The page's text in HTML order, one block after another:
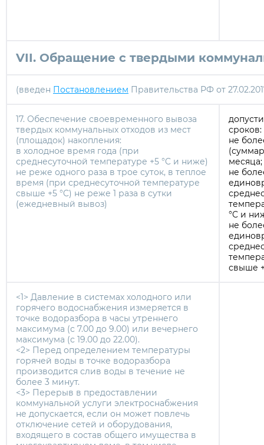
VII. Обращение с твердыми
(введен Постановлением Правительства РФ от
17. Обеспечение своевременного вывоза
твердых коммунальных отходов из мест
(площадок) накопления:
в холодное время года (при
среднесуточной температуре +5 °C и ниже)
не реже одного раза в трое суток, в теплое
время (при среднесуточной температуре
свыше +5 °C) не реже 1 раза в сутки
(ежедневный вывоз)
сроков:
не
месяца;
не
°C и
не
свыше
<1> Давление в системах холодного или
горячего водоснабжения измеряется в
точке водоразбора в часы утреннего
максимума (с 7.00 до 9.00) или вечернего
максимума (с 19.00 до 22.00).
<2> Перед определением температуры
горячей воды в точке водоразбора
производится слив воды в течение не
более 3 минут.
<3> Перерыв в предоставлении
коммунальной услуги электроснабжения
не допускается, если он может повлечь
отключение сетей и оборудования,
входящего в состав общего имущества в